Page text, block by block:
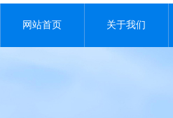
网站首页 关于我们